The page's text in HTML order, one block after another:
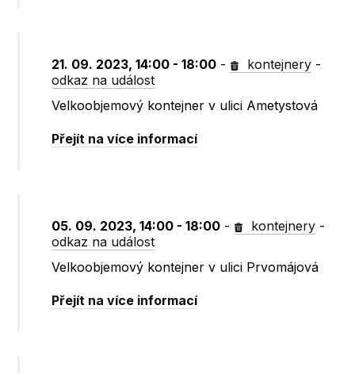
21. 09. 2023, 14:00 - 18:00 - kontejnery -
odkaz na událost
Velkoobjemový kontejner v ulici Ametystová
Přejít na více informací
05. 09. 2023, 14:00 - 18:00 - kontejnery -
odkaz na událost
Velkoobjemový kontejner v ulici Prvomájová
Přejít na více informací